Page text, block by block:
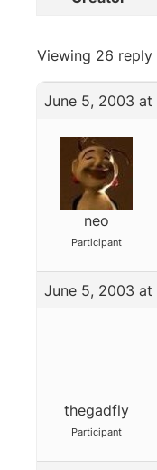
Viewing 26 reply
June 5, 2003 at
neo
Participant
June 5, 2003 at
thegadfly
Participant